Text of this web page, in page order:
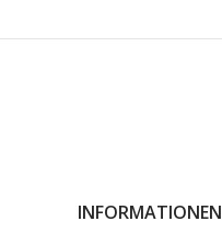
INFORMATIONEN